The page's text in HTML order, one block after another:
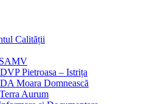
Calității
Pietroasa – Istrița
Moara Domnească
Aurum